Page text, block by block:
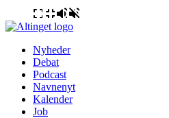
Nyheder
Debat
Podcast
Navnenyt
Kalender
Job